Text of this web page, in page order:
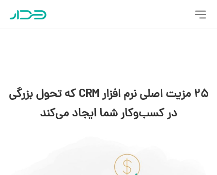
25 مزیت اصلی نرم افزار CRM که تحول بزرگی
در کسب‌وکار شما ایجاد می‌کند